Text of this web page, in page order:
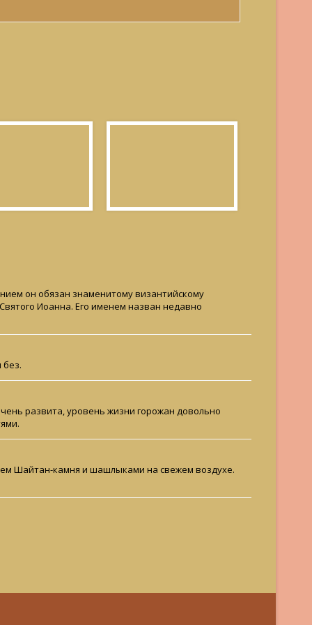
он обязан знаменитому византийскому
Иоанна. Его именем назван недавно
без.
развита, уровень жизни горожан довольно
Шайтан-камня и шашлыками на свежем воздухе.